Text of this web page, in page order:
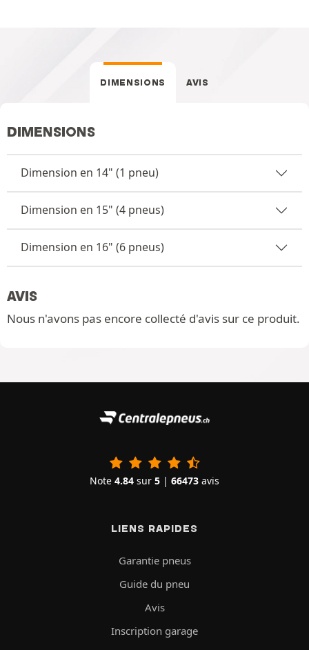
DIMENSIONS AVIS
DIMENSIONS
Dimension en 14" (1 pneu)
Dimension en 15" (4 pneus)
Dimension en 16" (6 pneus)
AVIS
Nous n'avons pas encore collecté d'avis sur ce produit.
Note 4.84 sur 5 | 66473 avis
LIENS RAPIDES
Garantie pneus
Guide du pneu
Avis
Inscription garage